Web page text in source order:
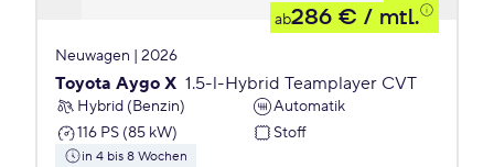
ab286 € / mtl.
Neuwagen | 2026
Toyota Aygo X 1.5-l-Hybrid Teamplayer CVT
Hybrid (Benzin)
Automatik
116 PS (85 kW)
Stoff
in 4 bis 8 Wochen